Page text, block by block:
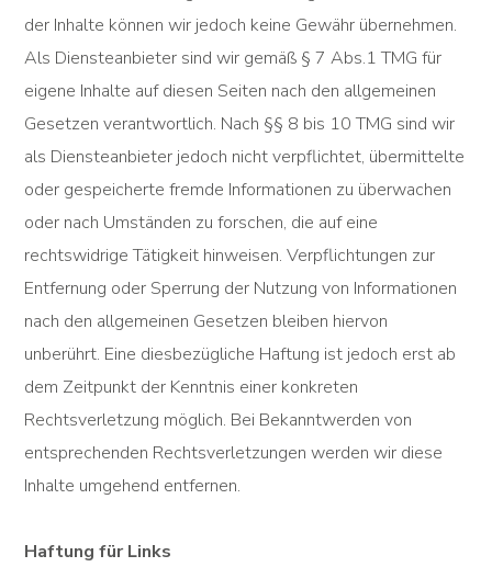
der Inhalte können wir jedoch keine Gewähr übernehmen.
Als Diensteanbieter sind wir gemäß § 7 Abs.1 TMG für
eigene Inhalte auf diesen Seiten nach den allgemeinen
Gesetzen verantwortlich. Nach §§ 8 bis 10 TMG sind wir
als Diensteanbieter jedoch nicht verpflichtet, übermittelte
oder gespeicherte fremde Informationen zu überwachen
oder nach Umständen zu forschen, die auf eine
rechtswidrige Tätigkeit hinweisen. Verpflichtungen zur
Entfernung oder Sperrung der Nutzung von Informationen
nach den allgemeinen Gesetzen bleiben hiervon
unberührt. Eine diesbezügliche Haftung ist jedoch erst ab
dem Zeitpunkt der Kenntnis einer konkreten
Rechtsverletzung möglich. Bei Bekanntwerden von
entsprechenden Rechtsverletzungen werden wir diese
Inhalte umgehend entfernen.
Haftung für Links